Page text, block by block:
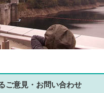
ご意見・お問い合わせ